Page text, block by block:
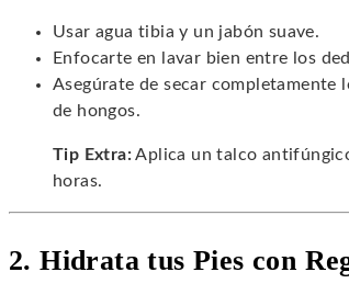
Usar agua tibia y un jabón suave.
Enfocarte en lavar bien entre los
Asegúrate de secar completamente
de hongos.
Tip Extra:Aplica un talco
horas.
2. Hidrata tus Pies con